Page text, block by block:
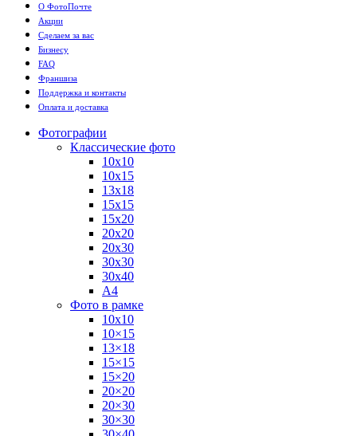
О ФотоПочте
Акции
Сделаем за вас
Бизнесу
FAQ
Франшиза
Поддержка и контакты
Оплата и доставка
Фотографии
Классические фото
10х10
10х15
13х18
15х15
15х20
20х20
20х30
30х30
30х40
А4
Фото в рамке
10х10
10×15
13×18
15×15
15×20
20×20
20×30
30×30